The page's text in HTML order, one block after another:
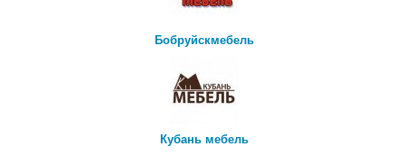
Бобруйскмебель
Кубань мебель